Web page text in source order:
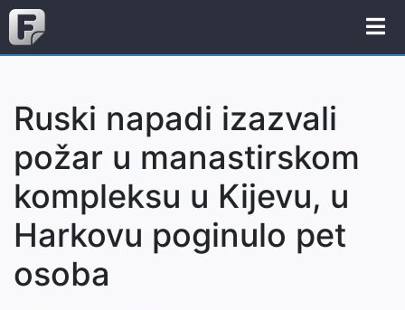
Ruski napadi izazvali
požar u manastirskom
kompleksu u Kijevu, u
Harkovu poginulo pet
osoba